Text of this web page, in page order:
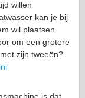
willen
kan je bij
wil plaatsen.
om een grotere
zijn tweeën?
is dat